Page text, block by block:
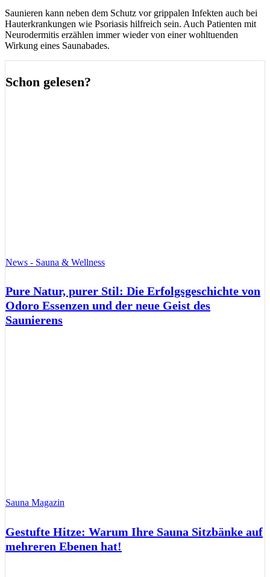
Saunieren kann neben dem Schutz vor grippalen Infekten auch bei
Hauterkrankungen wie Psoriasis hilfreich sein. Auch Patienten mit
Neurodermitis erzählen immer wieder von einer wohltuenden
Wirkung eines Saunabades.
Schon gelesen?
News - Sauna & Wellness
Pure Natur, purer Stil: Die Erfolgsgeschichte von
Odoro Essenzen und der neue Geist des
Saunierens
Sauna Magazin
Gestufte Hitze: Warum Ihre Sauna Sitzbänke auf
mehreren Ebenen hat!